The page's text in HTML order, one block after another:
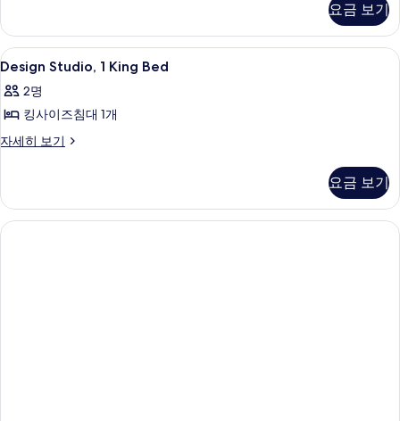
보
기
기
보
기
스
자
세
보
기
요금 보기
Design
Studio,
1
King
Bed
모
두
3
Design Studio, 1 King Bed
2명
킹사이즈침대 1개
자세히 보기
Design
Bed
자
세
요금 보기